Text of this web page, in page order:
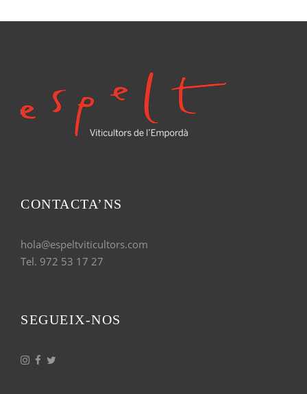
CONTACTA’NS
hola@espeltviticultors.com
Tel. 972 53 17 27
SEGUEIX-NOS